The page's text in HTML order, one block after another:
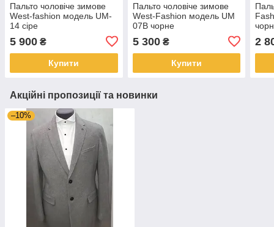
Пальто чоловіче зимове
West-fashion модель UM-
14 сіре
5 900 ₴
Купити
Пальто чоловіче зимове
West-Fashion модель UM
07B чорне
5 300₴
Купити
2
Акційні пропозиції та новинки
–10%